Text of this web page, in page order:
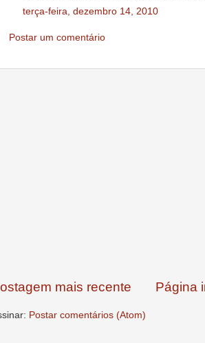
terça-feira, dezembro 14, 2010
Postar um comentário
mais recente Página
Postar comentários (Atom)